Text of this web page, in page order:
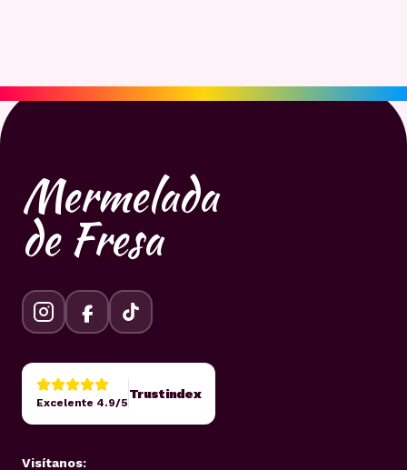
Mermelada
de Fresa
Excelente 4.9/5
Trustindex
Visítanos: